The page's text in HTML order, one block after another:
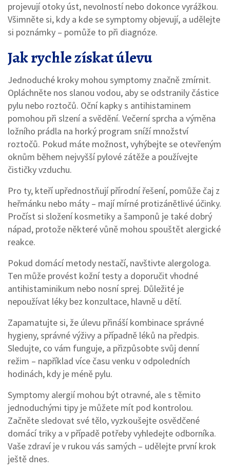
projevují otoky úst, nevolností nebo dokonce vyrážkou.
Všimněte si, kdy a kde se symptomy objevují, a udělejte
si poznámky – pomůže to při diagnóze.
Jak rychle získat úlevu
Jednoduché kroky mohou symptomy značně zmírnit.
Opláchněte nos slanou vodou, aby se odstranily částice
pylu nebo roztočů. Oční kapky s antihistaminem
pomohou při slzení a svědění. Večerní sprcha a výměna
ložního prádla na horký program sníží množství
roztočů. Pokud máte možnost, vyhýbejte se otevřeným
oknům během nejvyšší pylové zátěže a používejte
čističky vzduchu.
Pro ty, kteří upřednostňují přírodní řešení, pomůže čaj z
heřmánku nebo máty – mají mírné protizánětlivé účinky.
Pročíst si složení kosmetiky a šamponů je také dobrý
nápad, protože některé vůně mohou spouštět alergické
reakce.
Pokud domácí metody nestačí, navštivte alergologa.
Ten může provést kožní testy a doporučit vhodné
antihistaminikum nebo nosní sprej. Důležité je
nepoužívat léky bez konzultace, hlavně u dětí.
Zapamatujte si, že úlevu přináší kombinace správné
hygieny, správné výživy a případně léků na předpis.
Sledujte, co vám funguje, a přizpůsobte svůj denní
režim – například více času venku v odpoledních
hodinách, kdy je méně pylu.
Symptomy alergií mohou být otravné, ale s těmito
jednoduchými tipy je můžete mít pod kontrolou.
Začněte sledovat své tělo, vyzkoušejte osvědčené
domácí triky a v případě potřeby vyhledejte odborníka.
Vaše zdraví je v rukou vás samých – udělejte první krok
ještě dnes.